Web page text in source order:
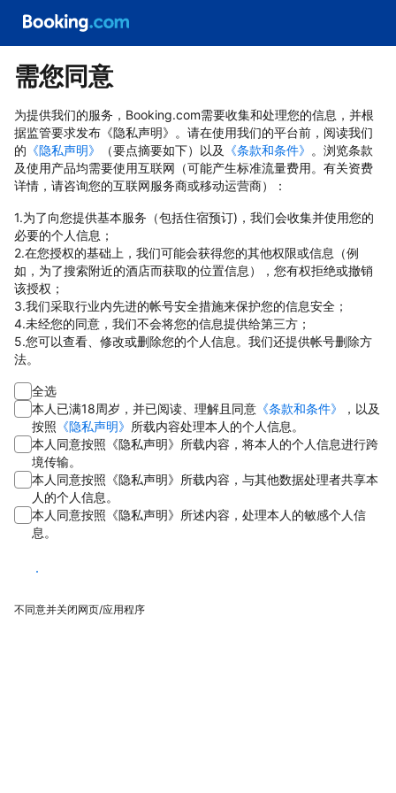
需您同意
为提供我们的服务，Booking.com需要收集和处理您的信息，并根
据监管要求发布《隐私声明》。请在使用我们的平台前，阅读我们
的 《隐私声明》 （要点摘要如下）以及 《条款和条件》 。浏览条款
及使用产品均需要使用互联网（可能产生标准流量费用。有关资费
详情，请咨询您的互联网服务商或移动运营商）：
1.为了向您提供基本服务（包括住宿预订)，我们会收集并使用您的
必要的个人信息；
2.在您授权的基础上，我们可能会获得您的其他权限或信息（例
如，为了搜索附近的酒店而获取的位置信息），您有权拒绝或撤销
该授权；
3.我们采取行业内先进的帐号安全措施来保护您的信息安全；
4.未经您的同意，我们不会将您的信息提供给第三方；
5.您可以查看、修改或删除您的个人信息。我们还提供帐号删除方
法。
全选
本人已满18周岁，并已阅读、理解且同意 《条款和条件》
，以及
按照 《隐私声明》 所载内容处理本人的个人信息。
本人同意按照《隐私声明》所载内容，将本人的个人信息进行跨
境传输。
本人同意按照《隐私声明》所载内容，与其他数据处理者共享本
人的个人信息。
本人同意按照《隐私声明》所述内容，处理本人的敏感个人信
息。
同意
不同意并关闭网页/应用程序